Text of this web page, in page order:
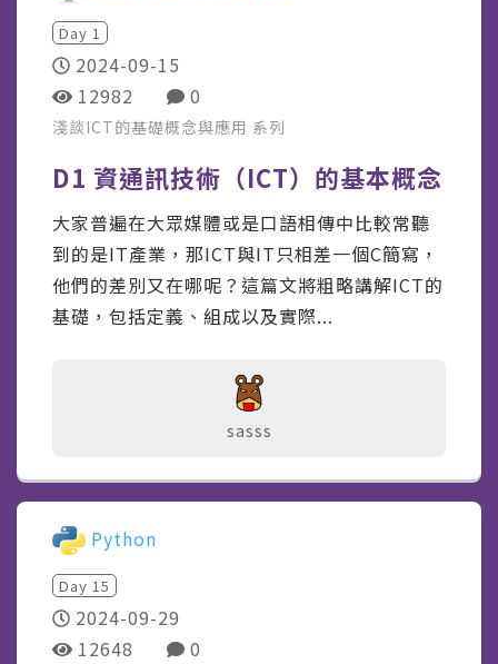
Day 1
2024-09-15
12982
0
淺談ICT的基礎概念與應用 系列
D1 資通訊技術（ICT）的基本概念
大家普遍在大眾媒體或是口語相傳中比較常聽
到的是IT產業，那ICT與IT只相差一個C簡寫，
他們的差別又在哪呢？這篇文將粗略講解ICT的
基礎，包括定義、組成以及實際...
sasss
Python
Day 15
2024-09-29
12648
0